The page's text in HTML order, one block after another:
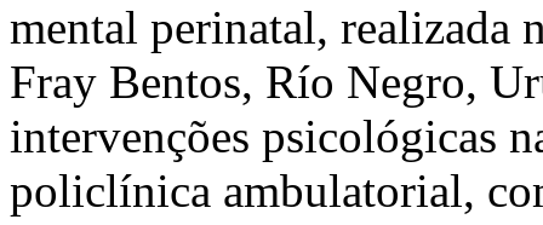
mental perinatal, realizada
Fray Bentos, Río Negro,
intervenções psicológicas
policlínica ambulatorial,